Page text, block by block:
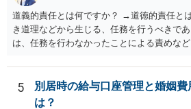
道義的責任とは何ですか？ →道徳的責任と
き道理などから生じる、任務を行うべきで
は、任務を行わなかったことによる責めな
則はありませんが、道義的責任を果たさな
を無くす、不遇を受けるなどの一般的には
が生じます。
5
別居時の給与口座管理と婚姻
は？